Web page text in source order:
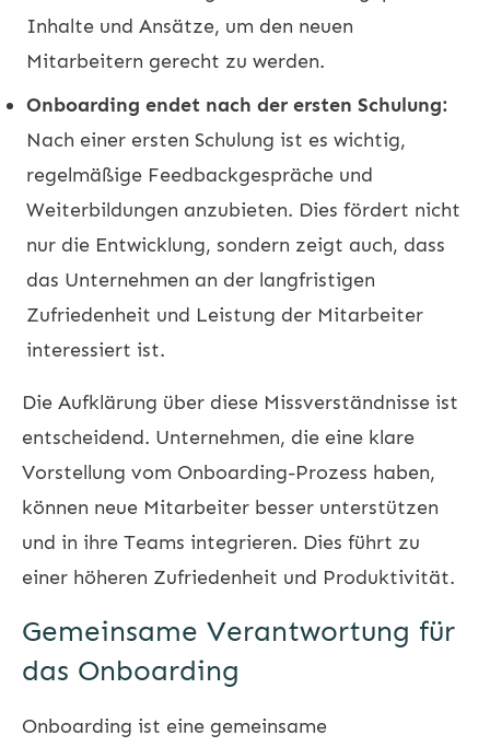
Inhalte und Ansätze, um den neuen
Mitarbeitern gerecht zu werden.
Onboarding endet nach der ersten Schulung:
Nach einer ersten Schulung ist es wichtig,
regelmäßige Feedbackgespräche und
Weiterbildungen anzubieten. Dies fördert nicht
nur die Entwicklung, sondern zeigt auch, dass
das Unternehmen an der langfristigen
Zufriedenheit und Leistung der Mitarbeiter
interessiert ist.
Die Aufklärung über diese Missverständnisse ist
entscheidend. Unternehmen, die eine klare
Vorstellung vom Onboarding-Prozess haben,
können neue Mitarbeiter besser unterstützen
und in ihre Teams integrieren. Dies führt zu
einer höheren Zufriedenheit und Produktivität.
Gemeinsame Verantwortung für
das Onboarding
Onboarding ist eine gemeinsame